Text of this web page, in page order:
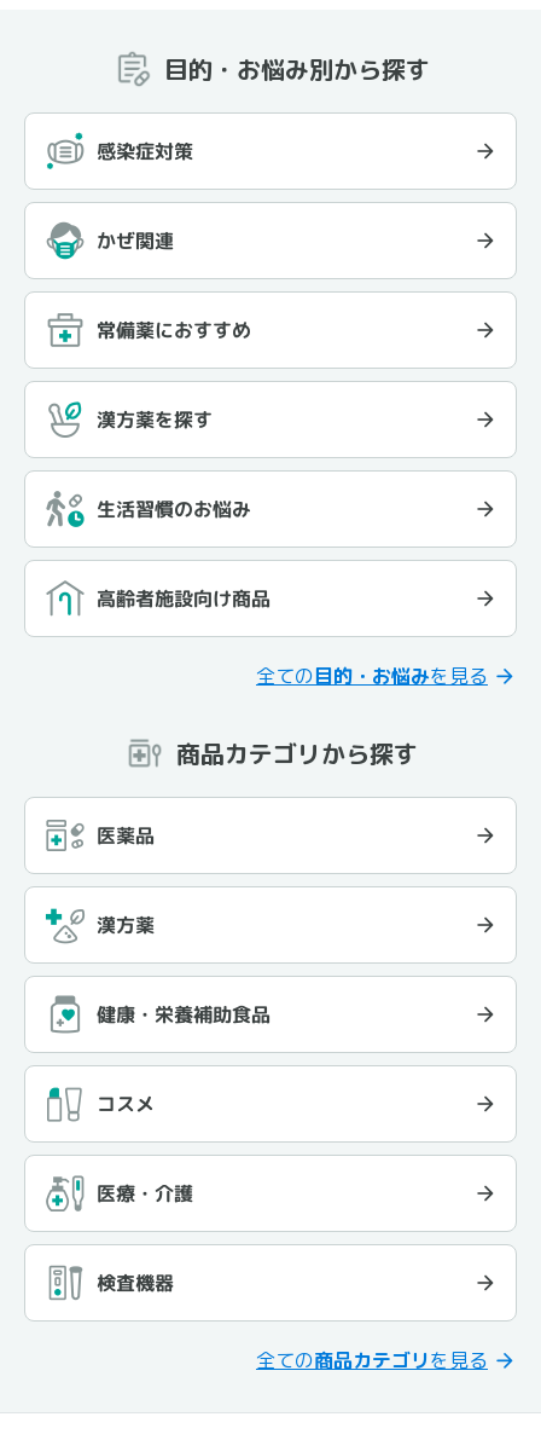
目的・お悩み別から探す
感染症対策
かぜ関連
常備薬におすすめ
漢方薬を探す
生活習慣のお悩み
高齢者施設向け商品
全ての目的・お悩みを見る
商品カテゴリから探す
医薬品
漢方薬
健康・栄養補助食品
コスメ
医療・介護
検査機器
全ての商品カテゴリを見る